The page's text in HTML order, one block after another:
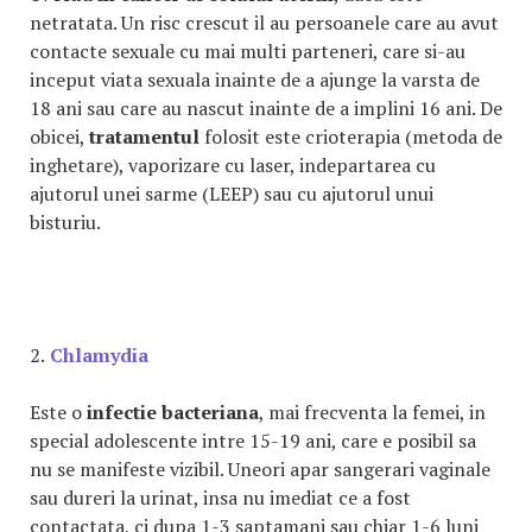
netratata. Un risc crescut il au persoanele care au avut
contacte sexuale cu mai multi parteneri, care si-au
inceput viata sexuala inainte de a ajunge la varsta de
18 ani sau care au nascut inainte de a implini 16 ani. De
obicei,tratamentul folosit este crioterapia (metoda de
inghetare), vaporizare cu laser, indepartarea cu
ajutorul unei sarme (LEEP) sau cu ajutorul unui
bisturiu.
2. Chlamydia
Este oinfectie bacteriana, mai frecventa la femei, in
special adolescente intre 15-19 ani, care e posibil sa
nu se manifeste vizibil. Uneori apar sangerari vaginale
sau dureri la urinat, insa nu imediat ce a fost
contactata, ci dupa 1-3 saptamani sau chiar 1-6 luni